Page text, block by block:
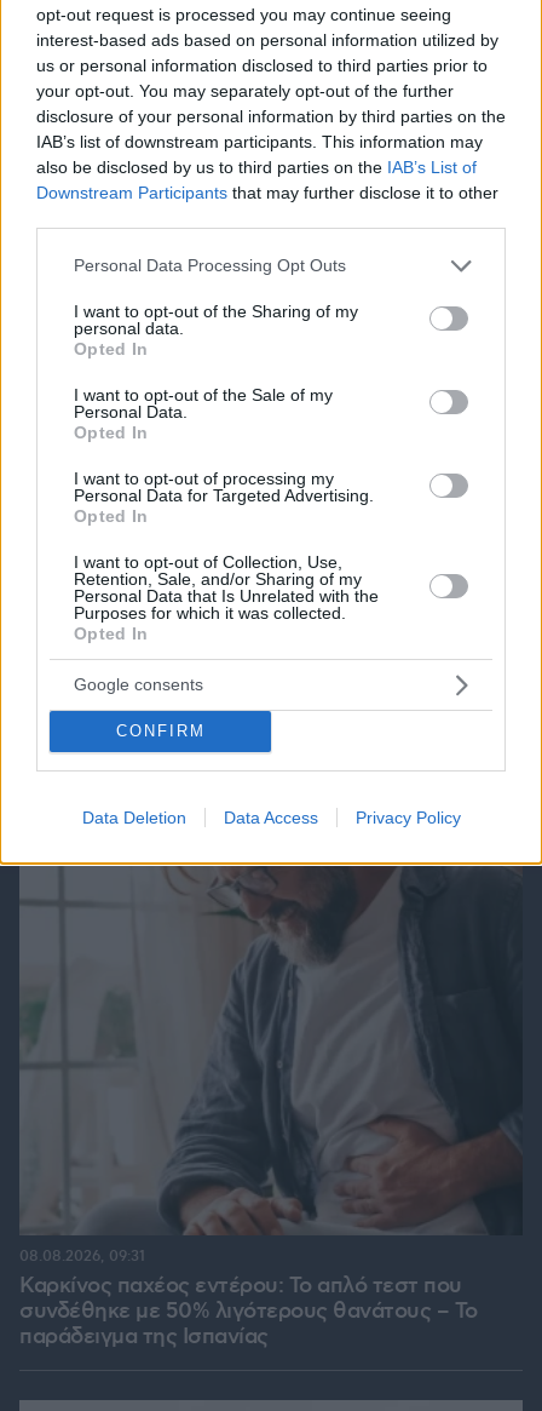
opt-out request is processed you may continue seeing
interest-based ads based on personal information utilized by
us or personal information disclosed to third parties prior to
your opt-out. You may separately opt-out of the further
disclosure of your personal information by third parties on the
IAB’s list of downstream participants. This information may
also be disclosed by us to third parties on the IAB’s List of
Downstream Participants that may further disclose it to other
Please note that this website/app uses one or more Google
not limited to your visit or usage behaviour. You may click to
grant or deny consent to Google and its third-party tags to
use your data for below specified purposes in below Google
consent section.
Personal Data Processing Opt Outs
I want to opt-out of the Sharing of my
personal data.
Opted In
I want to opt-out of the Sale of my
Personal Data.
Opted In
I want to opt-out of processing my
Personal Data for Targeted Advertising.
Opted In
I want to opt-out of Collection, Use,
Retention, Sale, and/or Sharing of my
Personal Data that Is Unrelated with the
Purposes for which it was collected.
Opted In
Google consents
CONFIRM
Data Deletion Data Access Privacy Policy
07.08.2026, 22:54 76
«Πόσα θέλεις για το κορίτσι;»:
Τουρίστας στην Κρήτη ζητά... τιμή για
να ασελγήσει σε ανήλικη, τι
καταγγέλλει ο ιδιοκτήτης επιχείρησης
07.08.2026, 18:22 444
Games
Cut The Rope Northern Heights
ΔΕΙΤΕ ΟΛΑ ΤΑ GAMES
Best of Network
Καρκίνος παχέος εντέρου: Το απλό τεστ που
συνδέθηκε με 50% λιγότερους θανάτους – Το
παράδειγμα της Ισπανίας
08.08.2026, 09:31